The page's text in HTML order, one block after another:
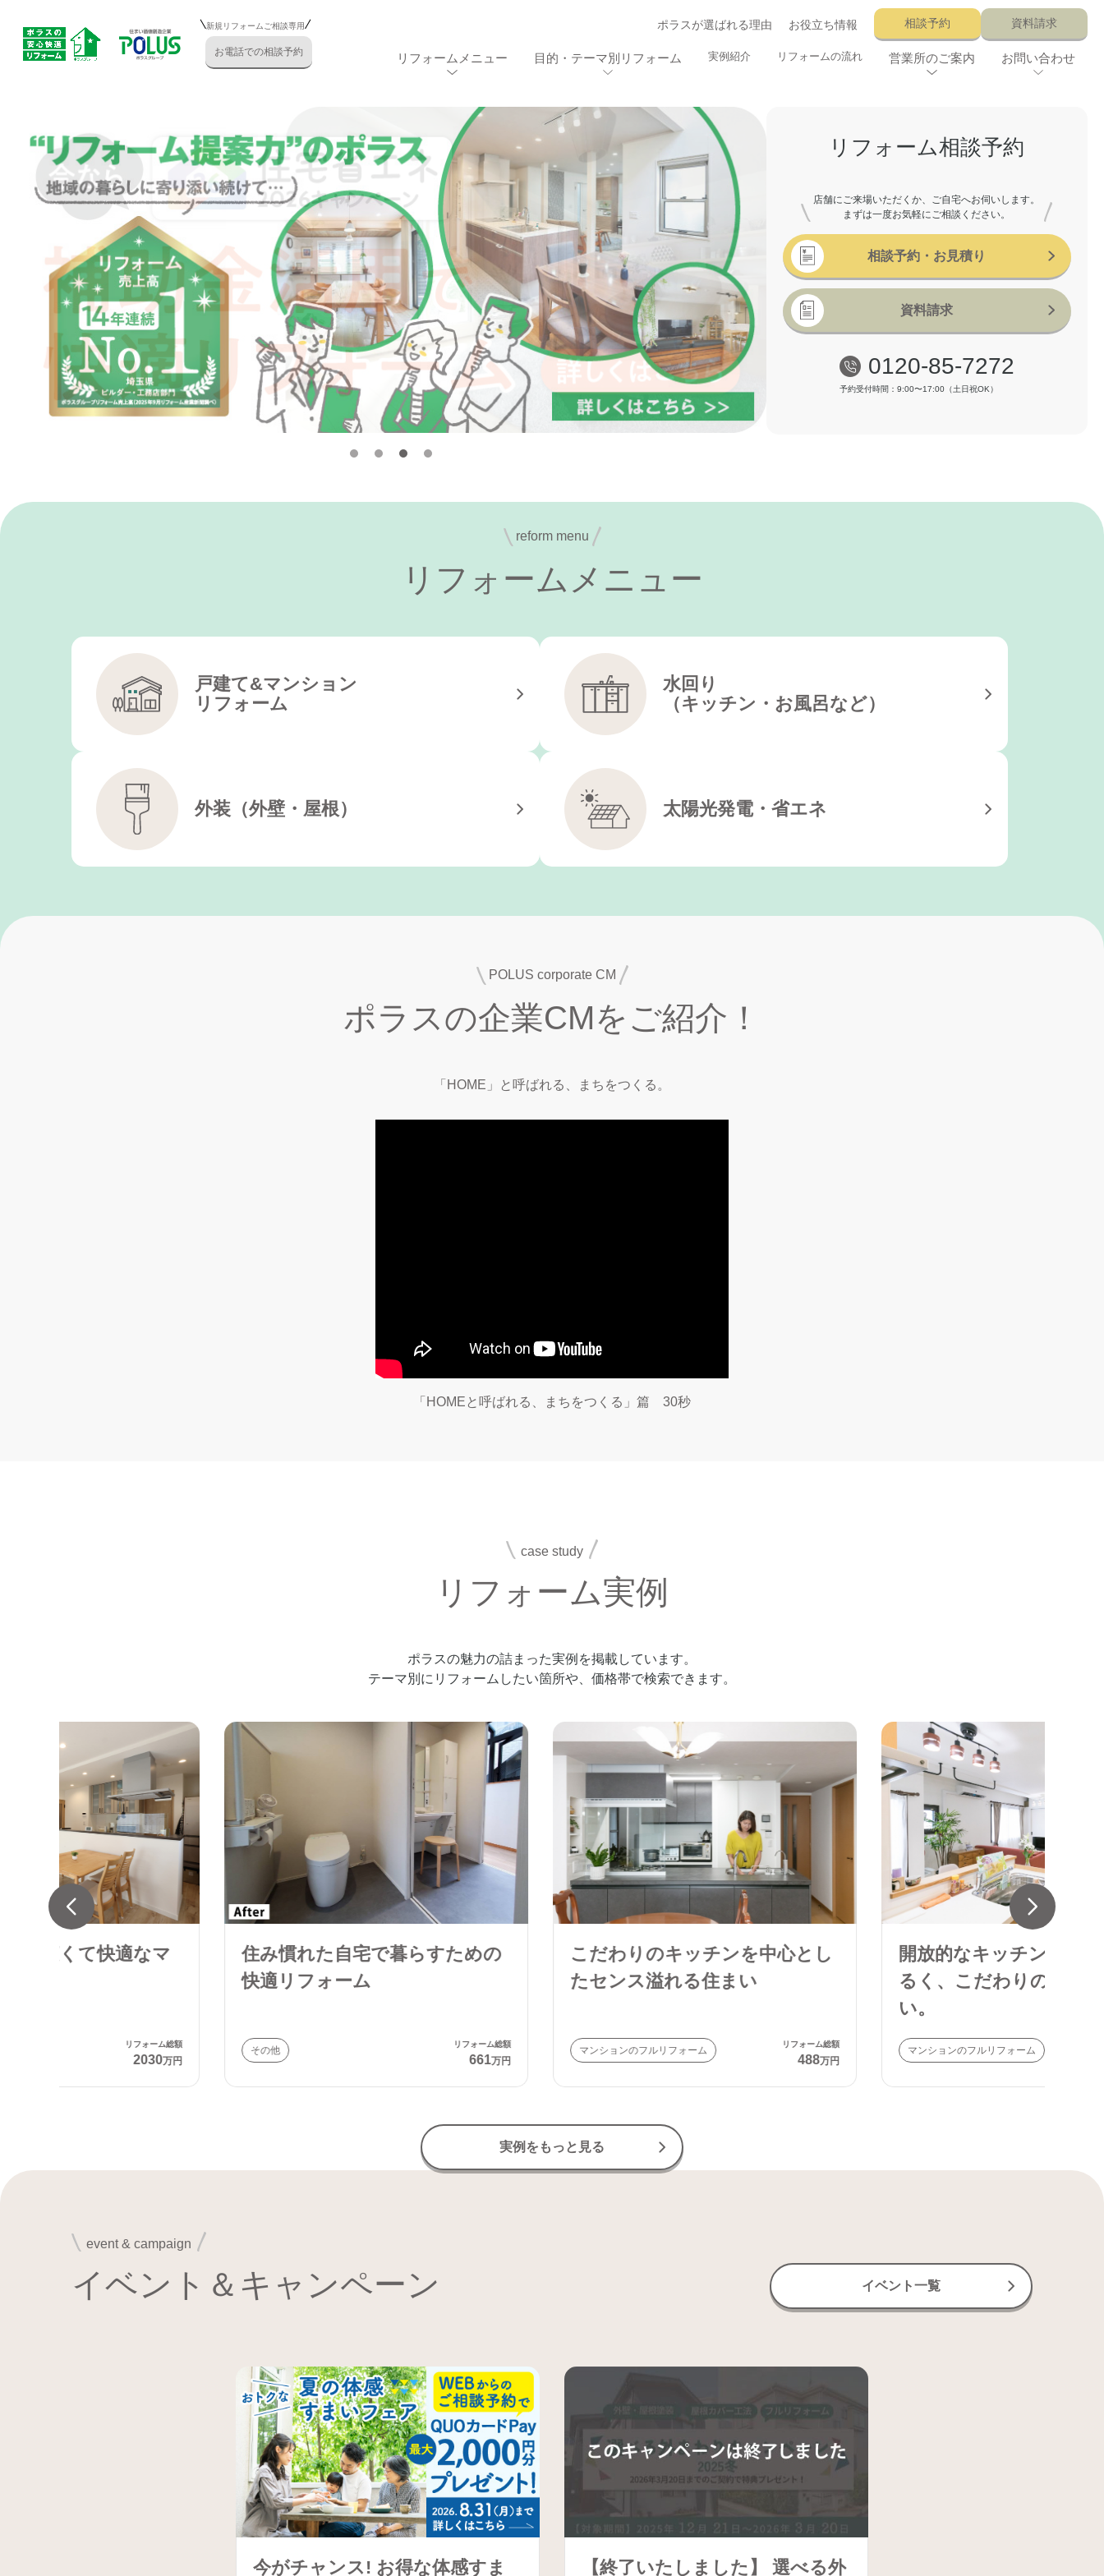
新規リフォームご相談専用
お電話での相談予約
新規リフォームご相談予約
0120-85-7272
受付時間：9:00〜17:00（土日祝 OK）
ポラスが選ばれる理由 お役立ち情報 相談予約 資料請求
リフォームメニュー 目的・テーマ別リフォーム 実例紹介 リフォームの流れ 営業所のご案内 お問い合わせ
リフォーム相談予約
店舗にご来場いただくか、ご自宅へお伺いします。
まずは一度お気軽にご相談ください。
相談予約 ・ お見積り
資料請求
0120-85-7272
予約受付時間：9:00〜17:00（土日祝OK）
reform menu
リフォームメニュー
戸建て&マンション
リフォーム
水回り
（キッチン・お風呂など）
外装 （外壁・屋根） 太陽光発電・省エネ
POLUS corporate CM
ポラスの企業CMをご紹介！
「HOME」と呼ばれる、まちをつくる。
「HOMEと呼ばれる、まちをつくる」篇 30秒
case study
リフォーム実例
ポラスの魅力の詰まった実例を掲載しています。
テーマ別にリフォームしたい箇所や、 価格帯で検索できます。
住み慣れた自宅で暮らすための
こだわりのキッチンを中心とし
たセンス溢れる住まい
マンションのフルリフォーム
リフォーム総額
488万円
開放的なキッチンで気持ちも明
るく、こだわりのつまった住ま
マンションのフルリフォーム
リフォーム総額
542万円
実例をもっと見る
event & campaign
イベント＆キャンペーン イベント一覧
今がチャンス! お得な体感すま 【終了いたしました】 選べる外